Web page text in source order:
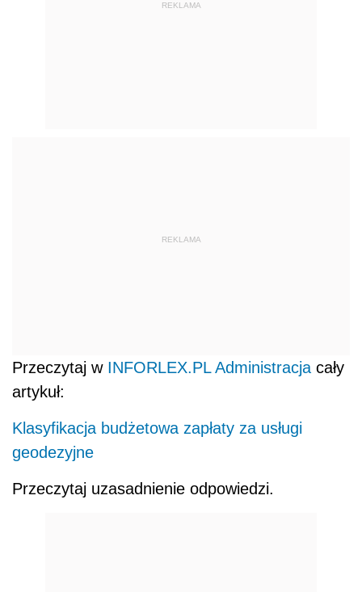
REKLAMA
REKLAMA
Przeczytaj w INFORLEX.PL Administracja cały
artykuł:
Klasyfikacja budżetowa zapłaty za usługi
geodezyjne
Przeczytaj uzasadnienie odpowiedzi.